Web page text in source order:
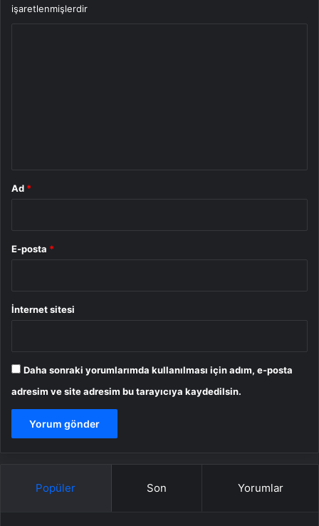
işaretlenmişlerdir
Ad *
E-posta *
İnternet sitesi
Daha sonraki yorumlarımda kullanılması için adım, e-posta
adresim ve site adresim bu tarayıcıya kaydedilsin.
Popüler Son Yorumlar